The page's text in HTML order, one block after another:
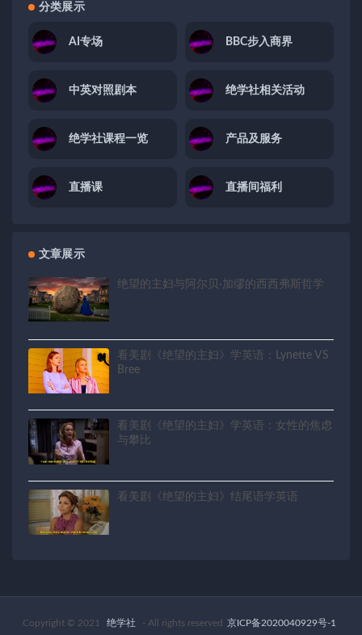
分类展示
AI专场 BBC步入商界
中英对照剧本 绝学社相关活动
绝学社课程一览 产品及服务
直播课 直播间福利
文章展示
绝望的主妇与阿尔贝·加缪的西西弗斯哲学
看美剧《绝望的主妇》学英语：Lynette VS
Bree
看美剧《绝望的主妇》学英语：女性的焦虑
与攀比
看美剧《绝望的主妇》结尾语学英语
Copyright © 2021 绝学社 - All rights reserved 京ICP备2020040929号-1